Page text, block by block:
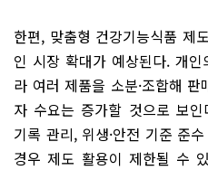
한편, 맞춤형 건강기능식품 제
인 시장 확대가 예상된다. 개
라 여러 제품을 소분·조합해
자 수요는 증가할 것으로 보
기록 관리, 위생·안전 기준 준
경우 제도 활용이 제한될 수